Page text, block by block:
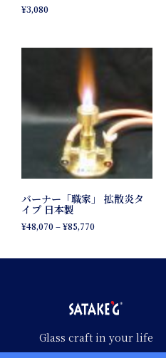
¥3,080
バーナー「職家」 拡散炎タ
イプ 日本製
¥48,070–¥85,770
Glass craft in your life